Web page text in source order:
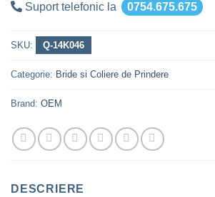
Suport telefonic la 0754.675.675
SKU: Q-14K046
Categorie: Bride si Coliere de Prindere
Brand: OEM
DESCRIERE